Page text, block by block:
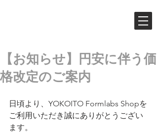
【お知らせ】円安に伴う価
格改定のご案内
日頃より、YOKOITO Formlabs Shopを
ご利用いただき誠にありがとうござい
ます。